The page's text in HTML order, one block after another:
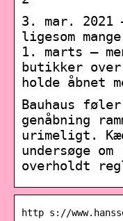
3. mar. 2021
ligesom
1. marts –
butikker over
holde åbnet
Bauhaus
genåbning
urimeligt.
undersøge
overholdt
http s://